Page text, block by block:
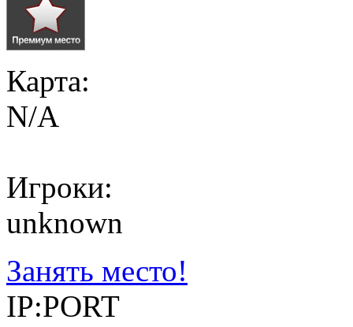
Карта:
N/A
Игроки:
unknown
Занять место!
IP:PORT